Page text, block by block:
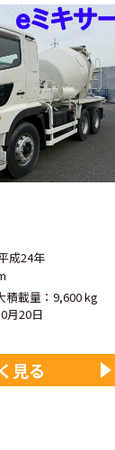
成24年
積載量：9,600 kg
月20日
見る